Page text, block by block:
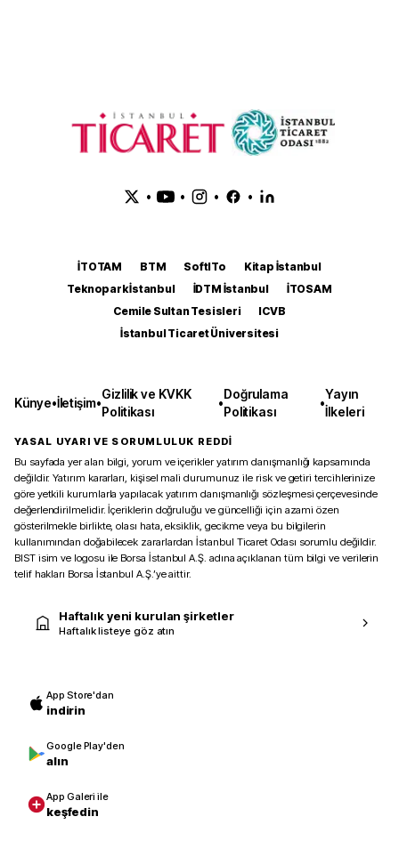
• • • •
İTOTAM BTM SoftITo
Kitap İstanbul
Teknopark İstanbul
İDTM İstanbul
İTOSAM
Cemile Sultan Tesisleri
ICVB
İstanbul Ticaret Üniversitesi
Künye•İletişim•
Gizlilik ve KVKK
Politikası
•
Doğrulama
Politikası
•
Yayın
İlkeleri
YASAL UYARI VE SORUMLULUK REDDİ
Bu sayfada yer alan bilgi, yorum ve içerikler yatırım danışmanlığı kapsamında
değildir. Yatırım kararları, kişisel mali durumunuz ile risk ve getiri tercihlerinize
göre yetkili kurumlarla yapılacak yatırım danışmanlığı sözleşmesi çerçevesinde
değerlendirilmelidir. İçeriklerin doğruluğu ve güncelliği için azami özen
gösterilmekle birlikte, olası hata, eksiklik, gecikme veya bu bilgilerin
kullanımından doğabilecek zararlardan İstanbul Ticaret Odası sorumlu değildir.
BIST isim ve logosu ile Borsa İstanbul A.Ş. adına açıklanan tüm bilgi ve verilerin
telif hakları Borsa İstanbul A.Ş.’ye aittir.
Haftalık yeni kurulan şirketler
Haftalık listeye göz atın
App Store'dan
indirin
Google Play'den
alın
App Galeri ile
keşfedin